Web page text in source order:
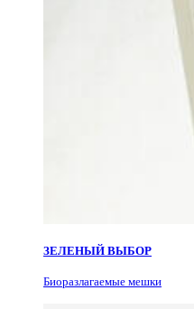
ЗЕЛЕНЫЙ ВЫБОР
Биоразлагаемые мешки